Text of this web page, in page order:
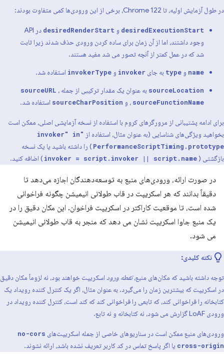
در طول آزمایش اولیه، تا Chrome 122، برخی از این ورودی‌ها کمی متفاوت بودند:
desiredExecutionStart و desiredRenderStart
در API
وجود داشتند، اما از آن زمان برای ساده کردن ورودی حذف شدند زیرا ثابت
شد که در عمل کمتر از آنچه تصور می شد مفید هستند.
name و type به جای invoker و invokerType استفاده شد.
sourceLocation به عنوان یک مقدار ترکیبی از جمله sourceURL ،
sourceFunctionName ، و sourceCharPosition استفاده شد.
برای ادامه پشتیبانی از مرورگرهای کروم با استفاده از نسخه آزمایشی اصلی، ممکن است
بخواهید ویژگی‌های شناسایی (به عنوان مثال، استفاده از
"invoker" in
PerformanceScriptTiming.prototype ) را داشته باشید یا یک نسخه
بازگشتی ( invoker = script.invoker || script.name ) اضافه کنید.
در صورت ارائه، ورودی‌های منبع به توسعه‌دهندگان اجازه می‌دهد تا
دقیقاً بدانند که هر اسکریپت در قاب طولانی انیمیشن چگونه فراخوانی
شده است، تا موقعیت کاراکتر در اسکریپت فراخوان. این مکان دقیق را در
یک منبع جاوا اسکریپت نشان می دهد که منجر به قاب طولانی انیمیشن
می شود.
نکته کلیدی:
توجه داشته باشید که مکان‌های منبع،نقطه ورود اسکریپت خواهند بود، نه لزوماً مکان دقیق
در اسکریپت که بیشترین زمان را می‌گیرد. به عنوان مثال، اگر یک کنترل کننده رویداد یک
کتابخانه را فراخوانی کند، که تابعی را فراخوانی کند که کند است، کنترل کننده رویداد در
ورودی LoAF گزارش می شود، نه کتابخانه و نه تابع.
ورودی‌های منبع ممکن است در سناریوهای خاصی از جمله اسکریپت‌های no-cors
cross-origin یا اگر پاسخ تماس در کد کاربر تعریف نشده باشد، ارائه نشوند.